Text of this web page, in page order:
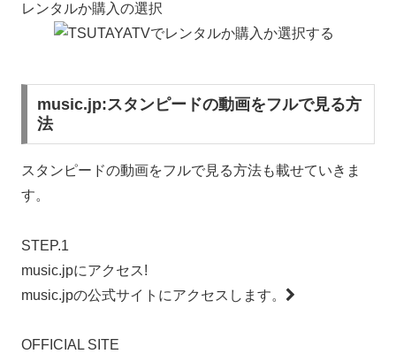
レンタルか購入の選択
music.jp:スタンピードの動画をフルで見る方
法
スタンピードの動画をフルで見る方法も載せていきま
す。
STEP.1
music.jpにアクセス!
music.jpの公式サイトにアクセスします。
OFFICIAL SITE